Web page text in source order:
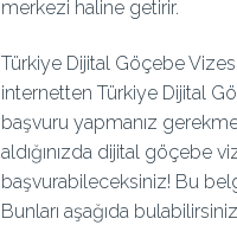
merkezi haline getirir.
Türkiye Dijital Göçebe
internetten Türkiye Dijital
başvuru yapmanız
aldığınızda dijital göçebe
başvurabileceksiniz! Bu
Bunları aşağıda